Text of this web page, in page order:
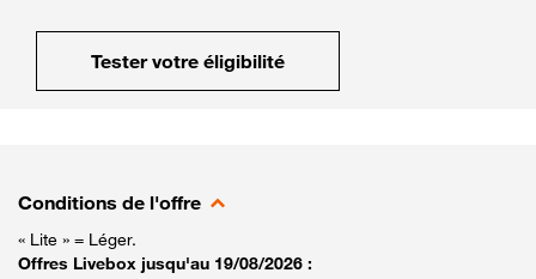
Tester votre éligibilité
Conditions de l'offre
« Lite » = Léger.
Offres Livebox jusqu'au 19/08/2026 :